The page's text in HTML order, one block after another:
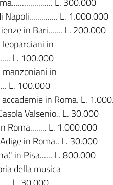
L. 1.000.000
in Bari....... L. 200.000
in
L. 100.000
manzoniani in
L. 100.000
in Roma. L.
Valsenio.. L. 30.000
Roma........ L. 1.000.000
in Roma.. L. 30.000
in Pisa...... L. 800.000
della musica